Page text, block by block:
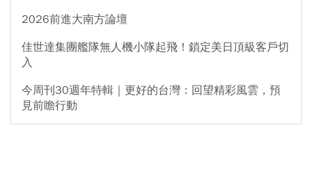
2026前進大南方論壇
佳世達集團艦隊無人機小隊起飛！鎖定美日頂級客戶切
入
今周刊30週年特輯｜更好的台灣：回望精彩風雲，預
見前瞻行動